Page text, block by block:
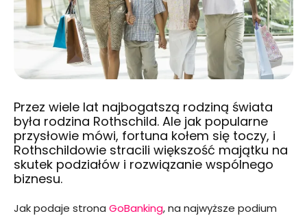
Przez wiele lat najbogatszą rodziną świata
była rodzina Rothschild. Ale jak popularne
przysłowie mówi, fortuna kołem się toczy, i
Rothschildowie stracili większość majątku na
skutek podziałów i rozwiązanie wspólnego
biznesu.
Jak podaje strona GoBanking, na najwyższe podium